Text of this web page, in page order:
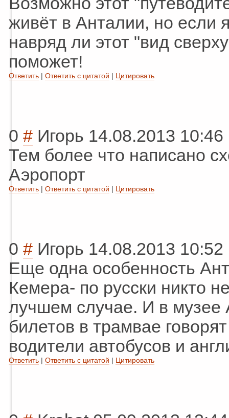
живёт в Анталии, но если
навряд ли этот "вид
поможет!
Ответить | Ответить с цитатой | Цитировать
0 # Игорь 14.08.2013 10:46
Тем более что написано
Аэропорт
Ответить | Ответить с цитатой | Цитировать
0 # Игорь 14.08.2013 10:52
Еще одна особенность
Кемера- по русски никто
лучшем случае. И в музее
билетов в трамвае
водители автобусов и
Ответить | Ответить с цитатой | Цитировать